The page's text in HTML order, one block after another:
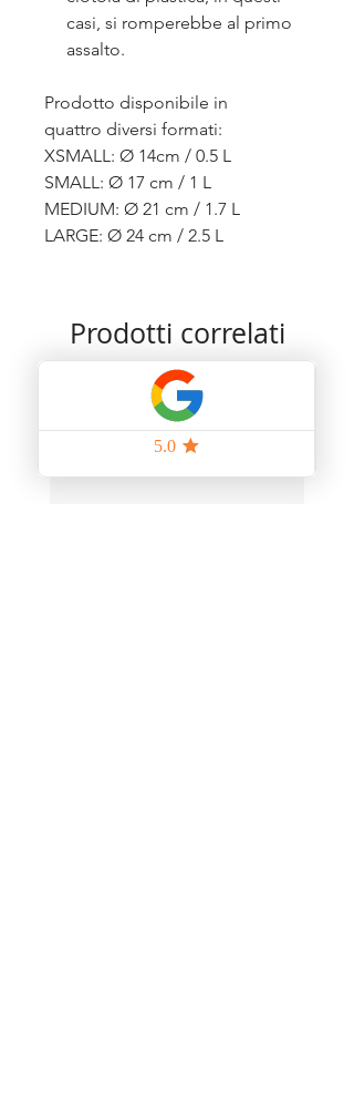
casi, si romperebbe al primo
assalto.
Prodotto disponibile in
quattro diversi formati:
XSMALL: Ø 14cm / 0.5 L
SMALL: Ø 17 cm / 1 L
MEDIUM: Ø 21 cm / 1.7 L
LARGE: Ø 24 cm / 2.5 L
Prodotti correlati